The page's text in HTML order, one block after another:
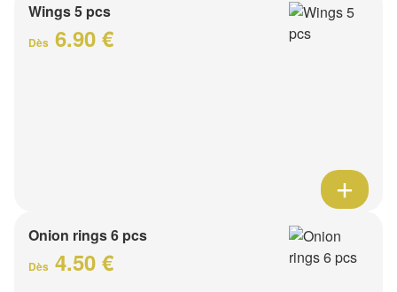
Wings 5 pcs
Dès 6.90 €
Onion rings 6 pcs
Dès 4.50 €